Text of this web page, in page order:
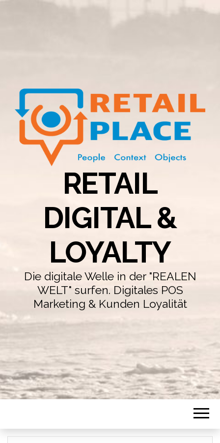
RETAIL
DIGITAL &
LOYALTY
Die digitale Welle in der "REALEN
WELT" surfen. Digitales POS
Marketing & Kunden Loyalität